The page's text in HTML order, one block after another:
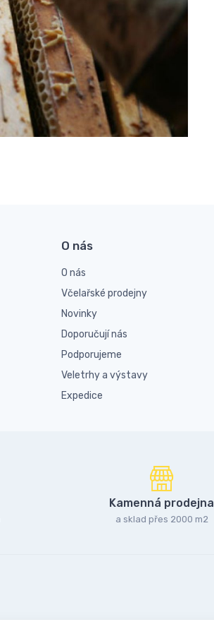
O nás
O nás
Včelařské prodejny
Novinky
Doporučují nás
Podporujeme
Veletrhy a výstavy
Expedice
Kamenná prodejna
a sklad přes 2000 m2